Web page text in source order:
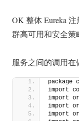
OK 整体 Eureka
群高可用和安全策
服务之间的调用在
package
import
import
import
import